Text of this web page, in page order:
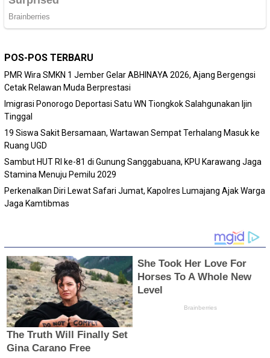
POS-POS TERBARU
PMR Wira SMKN 1 Jember Gelar ABHINAYA 2026, Ajang Bergengsi
Cetak Relawan Muda Berprestasi
Imigrasi Ponorogo Deportasi Satu WN Tiongkok Salahgunakan Ijin
Tinggal
19 Siswa Sakit Bersamaan, Wartawan Sempat Terhalang Masuk ke
Ruang UGD
Sambut HUT RI ke-81 di Gunung Sanggabuana, KPU Karawang Jaga
Stamina Menuju Pemilu 2029
Perkenalkan Diri Lewat Safari Jumat, Kapolres Lumajang Ajak Warga
Jaga Kamtibmas